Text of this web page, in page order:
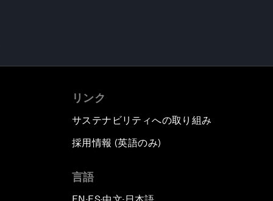
リンク
サステナビリティへの取り組み
採用情報 (英語のみ)
言語
▪ ▪ ▪